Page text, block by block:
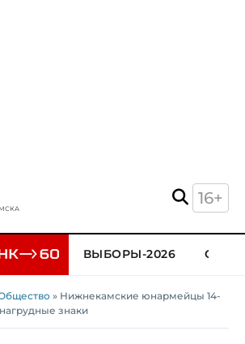
16+
ВЫБОРЫ-2026
» Нижнекамские юнармейцы 14-
знаки